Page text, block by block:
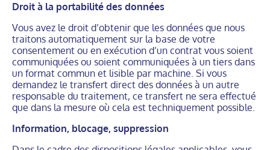
Droit à la portabilité des données
Vous avez le droit d’obtenir que les données que nous
traitons automatiquement sur la base de votre
consentement ou en exécution d’un contrat vous soient
communiquées ou soient communiquées à un tiers dans
un format commun et lisible par machine. Si vous
demandez le transfert direct des données à un autre
responsable du traitement, ce transfert ne sera effectué
que dans la mesure où cela est techniquement possible.
Information, blocage, suppression